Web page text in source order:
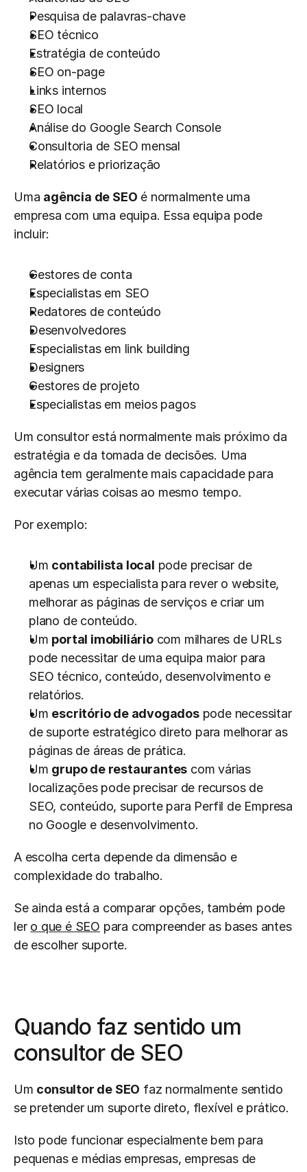
Pesquisa de palavras-chave
SEO técnico
Estratégia de conteúdo
SEO on-page
Links internos
SEO local
Análise do Google Search Console
Consultoria de SEO mensal
Relatórios e priorização
Uma agência de SEO é normalmente uma
empresa com uma equipa. Essa equipa pode
incluir:
Gestores de conta
Especialistas em SEO
Redatores de conteúdo
Desenvolvedores
Especialistas em link building
Designers
Gestores de projeto
Especialistas em meios pagos
Um consultor está normalmente mais próximo da
estratégia e da tomada de decisões. Uma
agência tem geralmente mais capacidade para
executar várias coisas ao mesmo tempo.
Por exemplo:
Um contabilista local pode precisar de
apenas um especialista para rever o website,
melhorar as páginas de serviços e criar um
plano de conteúdo.
Um portal imobiliário com milhares de URLs
pode necessitar de uma equipa maior para
SEO técnico, conteúdo, desenvolvimento e
relatórios.
Um escritório de advogados pode necessitar
de suporte estratégico direto para melhorar as
páginas de áreas de prática.
Um grupo de restaurantes com várias
localizações pode precisar de recursos de
SEO, conteúdo, suporte para Perfil de Empresa
no Google e desenvolvimento.
A escolha certa depende da dimensão e
complexidade do trabalho.
Se ainda está a comparar opções, também pode
ler o que é SEO para compreender as bases antes
de escolher suporte.
Quando faz sentido um
consultor de SEO
Um consultor de SEO faz normalmente sentido
se pretender um suporte direto, flexível e prático.
Isto pode funcionar especialmente bem para
pequenas e médias empresas, empresas de